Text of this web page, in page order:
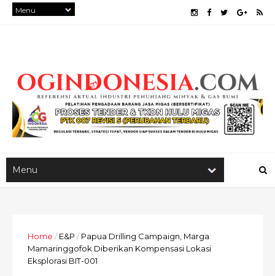
Home / E&P / Papua Drilling Campaign, Marga
Mamaringgofok Diberikan Kompensasi Lokasi
Eksplorasi BIT-001